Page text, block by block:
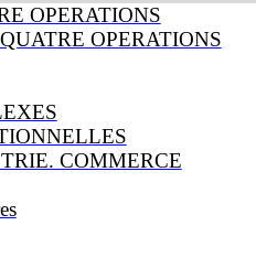
OPERATIONS
OPERATIONS
COMMERCE